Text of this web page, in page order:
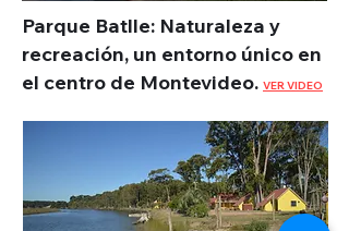
Parque Batlle: Naturaleza y
recreación, un entorno único en
el centro de Montevideo. VER VIDEO